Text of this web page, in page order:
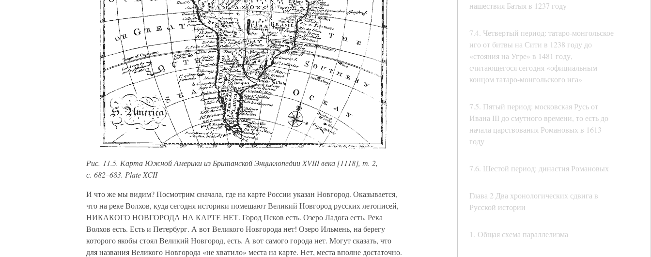
нашествия Батыя в 1237 году
7.4. Четвертый период: татаро-монгольское
иго от битвы на Сити в 1238 году до
«стояния на Угре» в 1481 году,
считающегося сегодня «официальным
концом татаро-монгольского ига»
7.5. Пятый период: московская Русь от
Ивана III до смутного времени, то есть до
начала царствования Романовых в 1613
году
7.6. Шестой период: династия Романовых
Глава 2 Два хронологических сдвига в
Русской истории
1. Общая схема параллелизма
Рис. 11.5. Карта Южной Америки из Британской Энциклопедии XVIII века [1118], т. 2,
с. 682–683. Plate XCII
И что же мы видим? Посмотрим сначала, где на карте России указан Новгород. Оказывается,
что на реке Волхов, куда сегодня историки помещают Великий Новгород русских летописей,
НИКАКОГО НОВГОРОДА НА КАРТЕ НЕТ. Город Псков есть. Озеро Ладога есть. Река
Волхов есть. Есть и Петербург. А вот Великого Новгорода нет! Озеро Ильмень, на берегу
которого якобы стоял Великий Новгород, есть. А вот самого города нет. Могут сказать, что
для названия Великого Новгорода «не хватило» места на карте. Нет, места вполне достаточно.